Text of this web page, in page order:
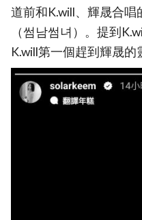
道前和K.will、輝晟合唱
（썸남썸녀）。提到
K.will第一個趕到輝晟的